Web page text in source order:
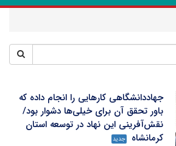
جهاددانشگاهی کارهایی را انجام داده که
باور تحقق آن برای خیلی‌ها دشوار بود/
نقش‌آفرینی این نهاد در توسعه استان
کرمانشاه
جدید